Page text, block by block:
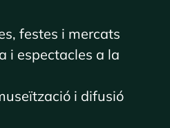
festes i mercats
i espectacles a la
i difusió